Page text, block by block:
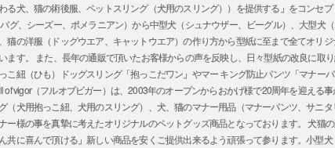
る犬、猫の術後服、ペットスリング（犬用のスリング））を提供する」をコンセ
グ、シーズー、ポメラニアン）から中型犬（シュナウザー、ビーグル）、大型犬
猫の洋服（ドッグウエア、キャットウエア）の作り方から型紙に至まで全てオリ
す。 また、長年の通販で頂いたお客様からの声を反映し、日々型紙の改良に取
こ紐（ひも）ドッグスリング「抱っこだワン」やマー キング防止パンツ「マナー
of vigor（フルオブビガー）は、2003年のオープンからおかげ様で20周年を迎える
（犬用抱っこ紐、犬用のスリング）、犬、猫のマナー用品（マナーパンツ、サニ
様の事を真摯に考えたオリジナルのペットグッズ商品となっております。 犬猫
共に喜んで頂ける」新しい商品を安くご提供出来るよう頑張って参ります。小型